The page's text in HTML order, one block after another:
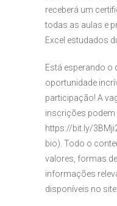
receberá um
todas as aulas e
Excel estudados
Está esperando o
oportunidade
participação! A
inscrições podem
https://bit.ly/
bio). Todo o
valores, formas
informações
disponíveis no site.